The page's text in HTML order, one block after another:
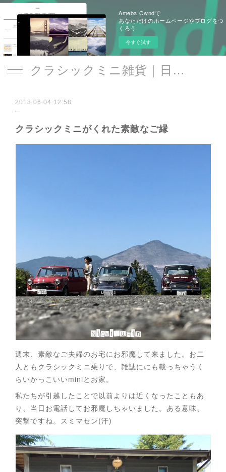
Ameba Owndで
あなただけのホームページやブログをつ
くろう
今すぐ試す
クラシックミニ雑貨｜日遊品 トミー1号2号
2018.06.04 12:58
クラシックミニがくれた素敵なご縁
週末、素敵なご夫婦のお宅にお邪魔して来ました。お二
人ともクラシックミニ乗りで、雑誌ににも載っちゃうく
らいかっこいいminiとお家。
私たちが引越したことで以前よりは近くなったこともあ
り、当日お電話してお邪魔しちゃいました。ある意味、
突撃ですね。スミマセン(汗)